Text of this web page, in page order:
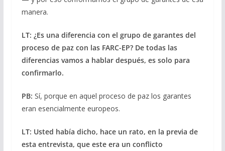
manera.
LT: ¿Es una diferencia con el grupo de garantes del
proceso de paz con las FARC-EP? De todas las
diferencias vamos a hablar después, es solo para
confirmarlo.
PB: Sí, porque en aquel proceso de paz los garantes
eran esencialmente europeos.
LT: Usted había dicho, hace un rato, en la previa de
esta entrevista, que este era un conflicto